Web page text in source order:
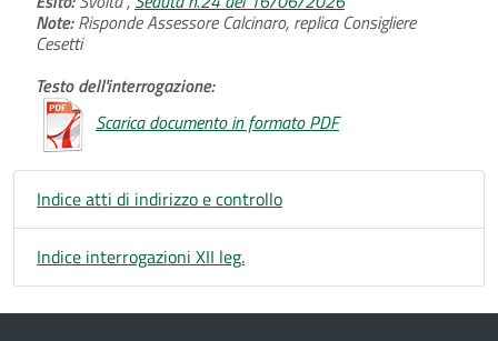
Note:Risponde Assessore Calcinaro, replica Consigliere
Cesetti
Testo dell'interrogazione:
Scarica documento in formato PDF
Indice atti di indirizzo e controllo
Indice interrogazioni XII leg.